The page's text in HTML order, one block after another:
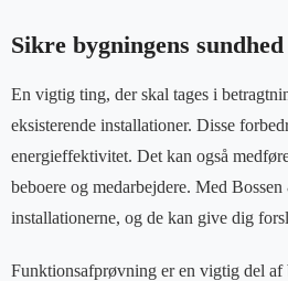
Sikre bygningens
En vigtig ting, der skal tages i
eksisterende installationer. Disse
energieffektivitet. Det kan også
beboere og medarbejdere. Med
installationerne, og de kan give dig
Funktionsafprøvning er en vigtig del af